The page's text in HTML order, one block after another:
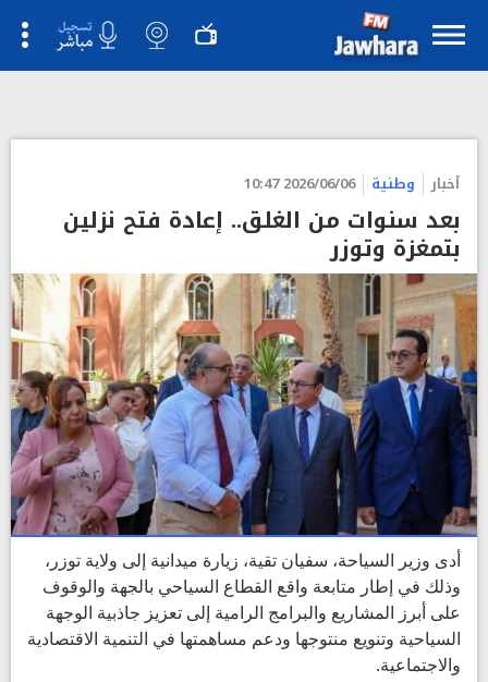
أخبار وطنية 2026/06/06 10:47
بعد سنوات من الغلق.. إعادة فتح نزلين
بتمغزة وتوزر
أدى وزير السياحة، سفيان تقية، زيارة ميدانية إلى ولاية توزر،
وذلك في إطار متابعة واقع القطاع السياحي بالجهة والوقوف
على أبرز المشاريع والبرامج الرامية إلى تعزيز جاذبية الوجهة
السياحية وتنويع منتوجها ودعم مساهمتها في التنمية الاقتصادية
والاجتماعية.